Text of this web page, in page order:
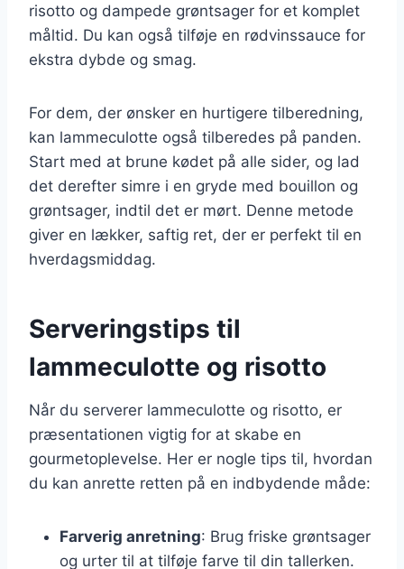
risotto og dampede grøntsager for et komplet
måltid. Du kan også tilføje en rødvinssauce for
ekstra dybde og smag.
For dem, der ønsker en hurtigere tilberedning,
kan lammeculotte også tilberedes på panden.
Start med at brune kødet på alle sider, og lad
det derefter simre i en gryde med bouillon og
grøntsager, indtil det er mørt. Denne metode
giver en lækker, saftig ret, der er perfekt til en
hverdagsmiddag.
Serveringstips til
lammeculotte og risotto
Når du serverer lammeculotte og risotto, er
præsentationen vigtig for at skabe en
gourmetoplevelse. Her er nogle tips til, hvordan
du kan anrette retten på en indbydende måde:
Farverig anretning: Brug friske grøntsager
og urter til at tilføje farve til din tallerken.